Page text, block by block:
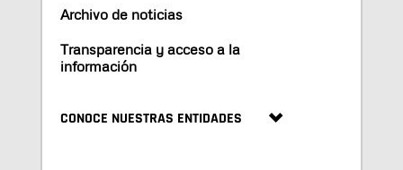
Archivo de noticias
Transparencia y acceso a la
información
CONOCE NUESTRAS ENTIDADES